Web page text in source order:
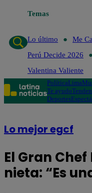
Temas
Lo último
Me
Perú Decide 2026
Valentina Valiente
PolíticaLima
Te ayudo
Deportes
Lo mejor egcf
El Gran
nieta: “Es